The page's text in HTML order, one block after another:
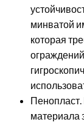
минватой
которая
материала